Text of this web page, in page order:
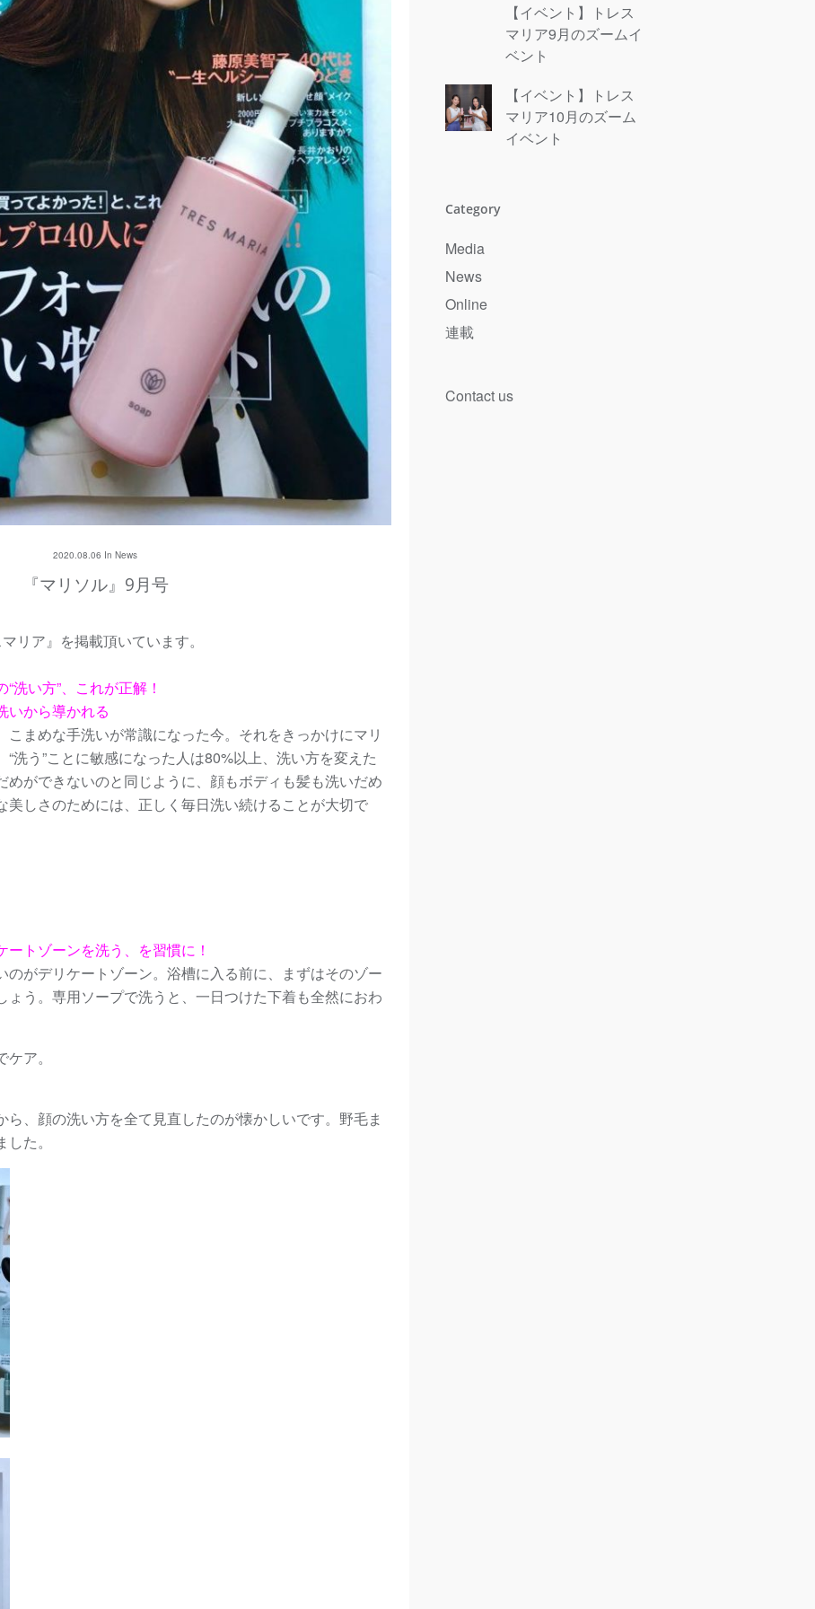
2020.08.06 In News
『マリソル』9月号
リア』を掲載頂いています。
洗い方”、これが正解！
いから導かれる
こまめな手洗いが常識になった今。それをきっかけにマリ
洗う”ことに敏感になった人は80%以上、洗い方を変えた
めができないのと同じように、顔もボディも髪も洗いだめ
美しさのためには、正しく毎日洗い続けることが大切で
トゾーンを洗う、を習慣に！
のがデリケートゾーン。浴槽に入る前に、まずはそのゾー
ょう。専用ソープで洗うと、一日つけた下着も全然におわ
ア。
ら、顔の洗い方を全て見直したのが懐かしいです。野毛ま
た。
【イベント】トレス
マリア9月のズームイ
ベント
【イベント】トレス
マリア10月のズーム
イベント
Category
Media
News
Online
連載
Contact us